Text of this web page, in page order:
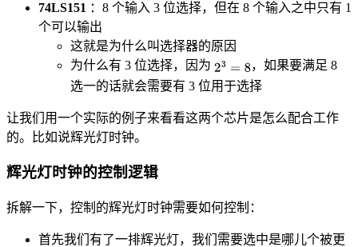
74LS151 ：8 个输入 3 位选择，但在 8 个输入之中只有 1
个可以输出
这就是为什么叫选择器的原因
为什么有 3 位选择，因为
，如果要满足 8
选一的话就会需要有 3 位用于选择
让我们用一个实际的例子来看看这两个芯片是怎么配合工作
的。比如说辉光灯时钟。
辉光灯时钟的控制逻辑
拆解一下，控制的辉光灯时钟需要如何控制：
首先我们有了一排辉光灯，我们需要选中是哪儿个被更